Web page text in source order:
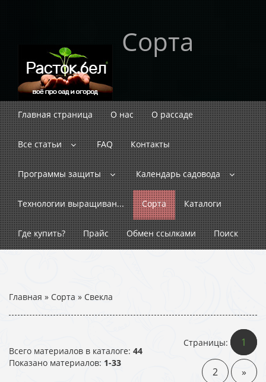
Сорта
Главная страница О нас О рассаде
Все статьи FAQ Контакты
Программы защиты Календарь садовода
Технологии выращиван... Сорта Каталоги
Где купить? Прайс Обмен ссылками Поиск
Главная » Сорта » Свекла
Всего материалов в каталоге: 44
Показано материалов: 1-33
Страницы: 1
2 »